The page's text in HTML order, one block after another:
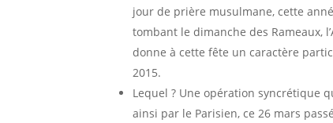
jour de prière musulmane, cette
tombant le dimanche des Rameaux,
donne à cette fête un caractère
2015.
Lequel ? Une opération syncrétique
ainsi par le Parisien, ce 26 mars